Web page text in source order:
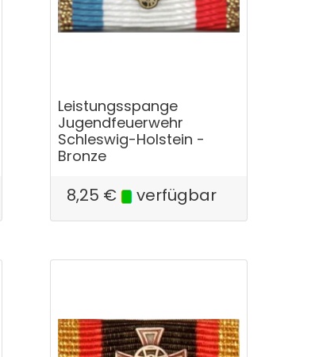
Leistungsspange
Jugendfeuerwehr
Schleswig-Holstein -
Bronze
8,25 € verfügbar